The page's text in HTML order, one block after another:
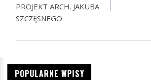
PROJEKT ARCH. JAKUBA
SZCZĘSNEGO
POPULARNE WPISY